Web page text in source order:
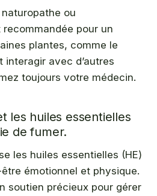
naturopathe ou
pour un
plantes, comme le
avec d’autres
toujours votre médecin.
les huiles essentielles
de fumer.
les huiles essentielles (HE)
émotionnel et physique.
soutien précieux pour gérer